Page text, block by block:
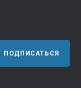
ПОДПИСАТЬСЯ